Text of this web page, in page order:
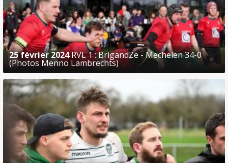
25 février 2024RVL 1 : BrigandZe - Mechelen 34-0
(Photos Menno Lambrechts)